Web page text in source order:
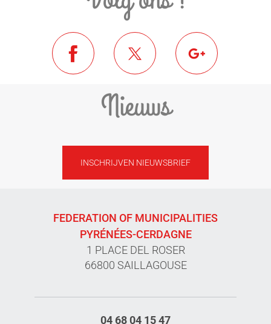
Nieuws
INSCHRIJVEN NIEUWSBRIEF
FEDERATION OF MUNICIPALITIES
PYRÉNÉES-CERDAGNE
1 PLACE DEL ROSER
66800 SAILLAGOUSE
04 68 04 15 47